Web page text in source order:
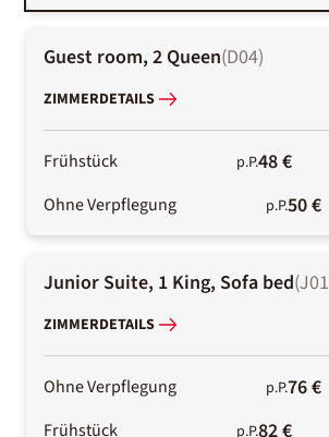
Guest room, 2 Queen(D04)
ZIMMERDETAILS
Frühstück p.P.48 €
Ohne Verpflegung p.P.50 €
Junior Suite, 1 King, Sofa bed(J01
ZIMMERDETAILS
Ohne Verpflegung p.P.76 €
Frühstück p.P.82 €